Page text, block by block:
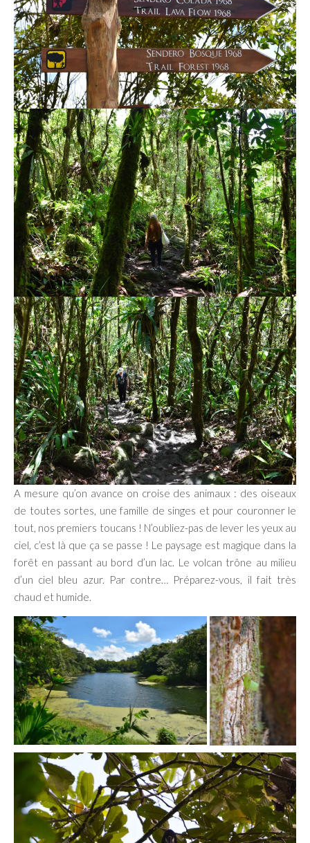
A mesure qu’on avance on croise des animaux : des oiseaux
de toutes sortes, une famille de singes et pour couronner le
tout, nos premiers toucans ! N’oubliez-pas de lever les yeux au
ciel, c’est là que ça se passe ! Le paysage est magique dans la
forêt en passant au bord d’un lac. Le volcan trône au milieu
d’un ciel bleu azur. Par contre… Préparez-vous, il fait très
chaud et humide.